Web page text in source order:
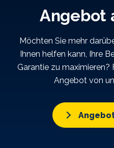
Angebot
Möchten Sie mehr
Ihnen helfen kann, Ihre
Garantie zu maximieren?
Angebot von